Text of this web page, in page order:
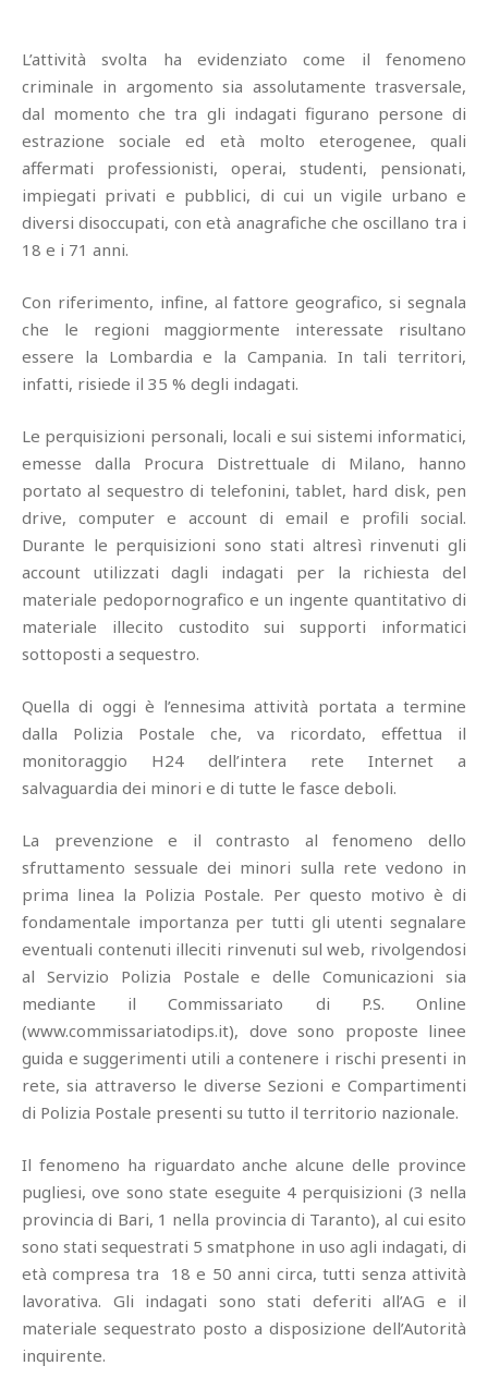
L’attività svolta ha evidenziato come il fenomeno
criminale in argomento sia assolutamente trasversale,
dal momento che tra gli indagati figurano persone di
estrazione sociale ed età molto eterogenee, quali
affermati professionisti, operai, studenti, pensionati,
impiegati privati e pubblici, di cui un vigile urbano e
diversi disoccupati, con età anagrafiche che oscillano tra i
18 e i 71 anni.
Con riferimento, infine, al fattore geografico, si segnala
che le regioni maggiormente interessate risultano
essere la Lombardia e la Campania. In tali territori,
infatti, risiede il 35 % degli indagati.
Le perquisizioni personali, locali e sui sistemi informatici,
emesse dalla Procura Distrettuale di Milano, hanno
portato al sequestro di telefonini, tablet, hard disk, pen
drive, computer e account di email e profili social.
Durante le perquisizioni sono stati altresì rinvenuti gli
account utilizzati dagli indagati per la richiesta del
materiale pedopornografico e un ingente quantitativo di
materiale illecito custodito sui supporti informatici
sottoposti a sequestro.
Quella di oggi è l’ennesima attività portata a termine
dalla Polizia Postale che, va ricordato, effettua il
monitoraggio H24 dell’intera rete Internet a
salvaguardia dei minori e di tutte le fasce deboli.
La prevenzione e il contrasto al fenomeno dello
sfruttamento sessuale dei minori sulla rete vedono in
prima linea la Polizia Postale. Per questo motivo è di
fondamentale importanza per tutti gli utenti segnalare
eventuali contenuti illeciti rinvenuti sul web, rivolgendosi
al Servizio Polizia Postale e delle Comunicazioni sia
mediante il Commissariato di P.S. Online
(www.commissariatodips.it), dove sono proposte linee
guida e suggerimenti utili a contenere i rischi presenti in
rete, sia attraverso le diverse Sezioni e Compartimenti
di Polizia Postale presenti su tutto il territorio nazionale.
Il fenomeno ha riguardato anche alcune delle province
pugliesi, ove sono state eseguite 4 perquisizioni (3 nella
provincia di Bari, 1 nella provincia di Taranto), al cui esito
sono stati sequestrati 5 smatphone in uso agli indagati, di
età compresa tra 18 e 50 anni circa, tutti senza attività
lavorativa. Gli indagati sono stati deferiti all’AG e il
materiale sequestrato posto a disposizione dell’Autorità
inquirente.